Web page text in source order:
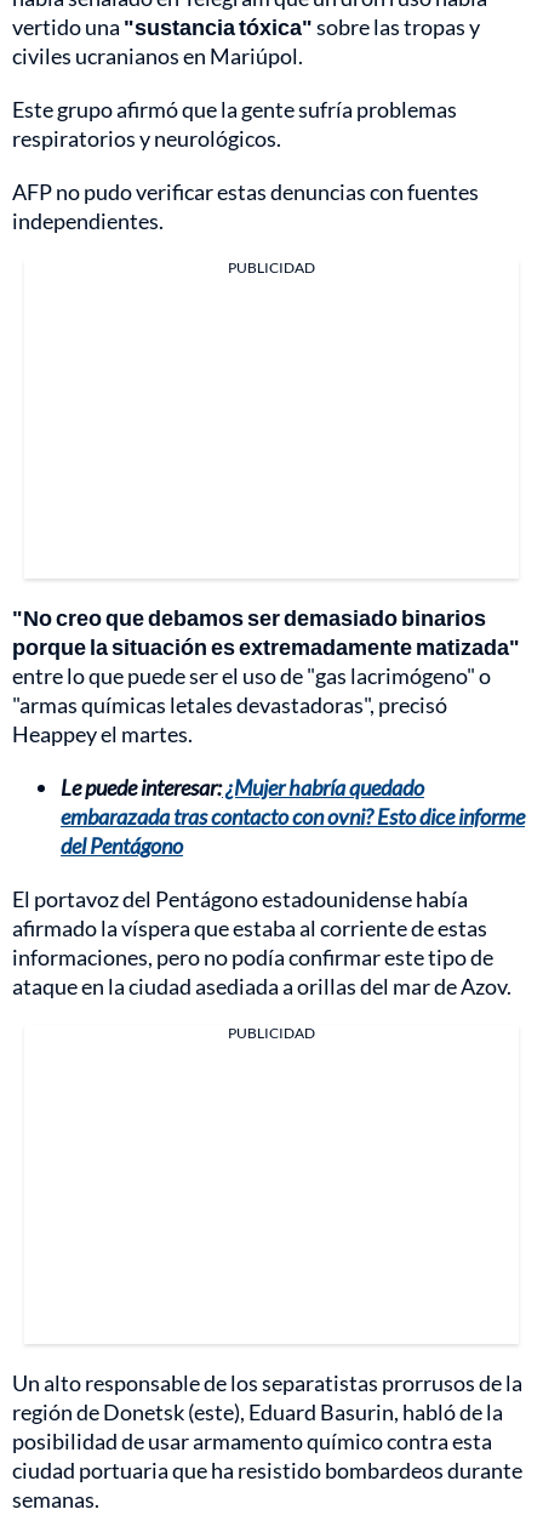
vertido una "sustancia tóxica"sobre las tropas y
civiles ucranianos en Mariúpol.
Este grupo afirmó que la gente sufría problemas
respiratorios y neurológicos.
AFP no pudo verificar estas denuncias con fuentes
independientes.
PUBLICIDAD
"No creo que debamos ser demasiado binarios
porque la situación es extremadamente matizada"
entre lo que puede ser el uso de "gas lacrimógeno" o
"armas químicas letales devastadoras", precisó
Heappey el martes.
Le puede interesar:¿Mujer habría quedado
embarazada tras contacto con ovni? Esto dice informe
del Pentágono
El portavoz del Pentágono estadounidense había
afirmado la víspera que estaba al corriente de estas
informaciones, pero no podía confirmar este tipo de
ataque en la ciudad asediada a orillas del mar de Azov.
PUBLICIDAD
Un alto responsable de los separatistas prorrusos de la
región de Donetsk (este), Eduard Basurin, habló de la
posibilidad de usar armamento químico contra esta
ciudad portuaria que ha resistido bombardeos durante
semanas.